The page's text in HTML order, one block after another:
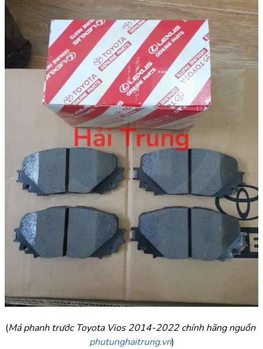
(
Má phanh trước Toyota Vios 2014-2022 chính hãng nguồn
phutunghaitrung.vn)